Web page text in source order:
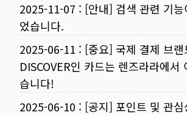
2025-11-07 : [안내] 검색 관련 기능
었습니다.
2025-06-11 : [중요] 국제 결제 브랜
DISCOVER인 카드는 렌즈라라에서
습니다!
2025-06-10 : [공지] 포인트 및 관심